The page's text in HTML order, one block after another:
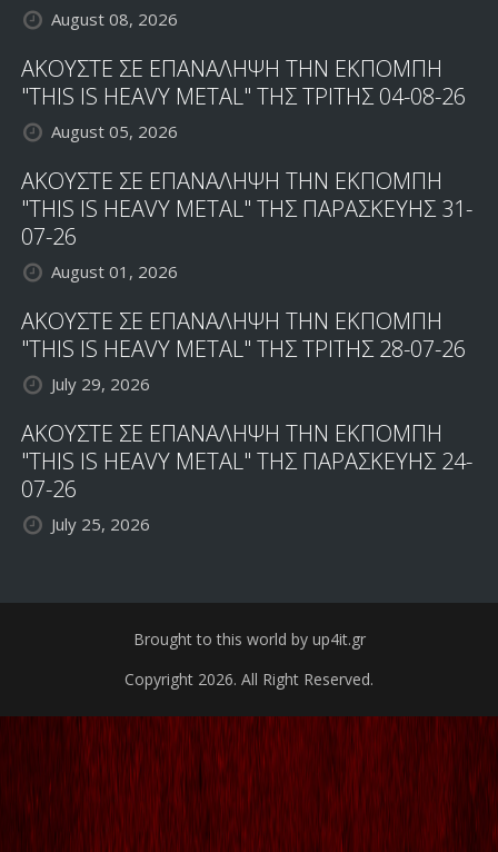
August 08, 2026
ΑΚΟΥΣΤΕ ΣΕ ΕΠΑΝΑΛΗΨΗ ΤΗΝ ΕΚΠΟΜΠΗ
"THIS IS HEAVY METAL" ΤΗΣ ΤΡΙΤΗΣ 04-08-26
August 05, 2026
ΑΚΟΥΣΤΕ ΣΕ ΕΠΑΝΑΛΗΨΗ ΤΗΝ ΕΚΠΟΜΠΗ
"THIS IS HEAVY METAL" ΤΗΣ ΠΑΡΑΣΚΕΥΗΣ 31-
07-26
August 01, 2026
ΑΚΟΥΣΤΕ ΣΕ ΕΠΑΝΑΛΗΨΗ ΤΗΝ ΕΚΠΟΜΠΗ
"THIS IS HEAVY METAL" ΤΗΣ ΤΡΙΤΗΣ 28-07-26
July 29, 2026
ΑΚΟΥΣΤΕ ΣΕ ΕΠΑΝΑΛΗΨΗ ΤΗΝ ΕΚΠΟΜΠΗ
"THIS IS HEAVY METAL" ΤΗΣ ΠΑΡΑΣΚΕΥΗΣ 24-
07-26
July 25, 2026
Brought to this world by up4it.gr
Copyright 2026. All Right Reserved.